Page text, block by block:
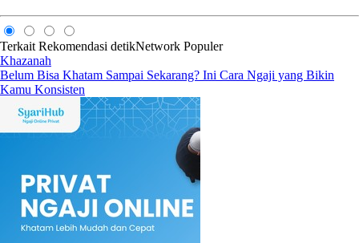
Terkait Rekomendasi detikNetwork Populer
Khazanah
Belum Bisa Khatam Sampai Sekarang? Ini Cara Ngaji yang Bikin
Kamu Konsisten